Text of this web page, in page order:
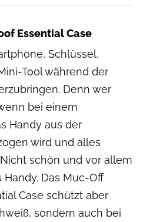
Essential Case
Schlüssel,
Tool während der
Denn wer
bei einem
Handy aus der
wird und alles
schön und vor allem
Das Muc-Off
Case schützt aber
sondern auch bei